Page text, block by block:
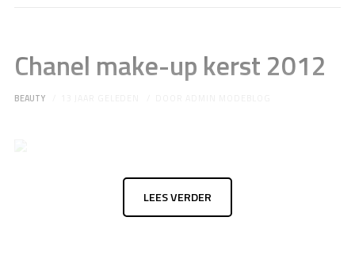
Chanel make-up kerst 2012
BEAUTY
LEES VERDER